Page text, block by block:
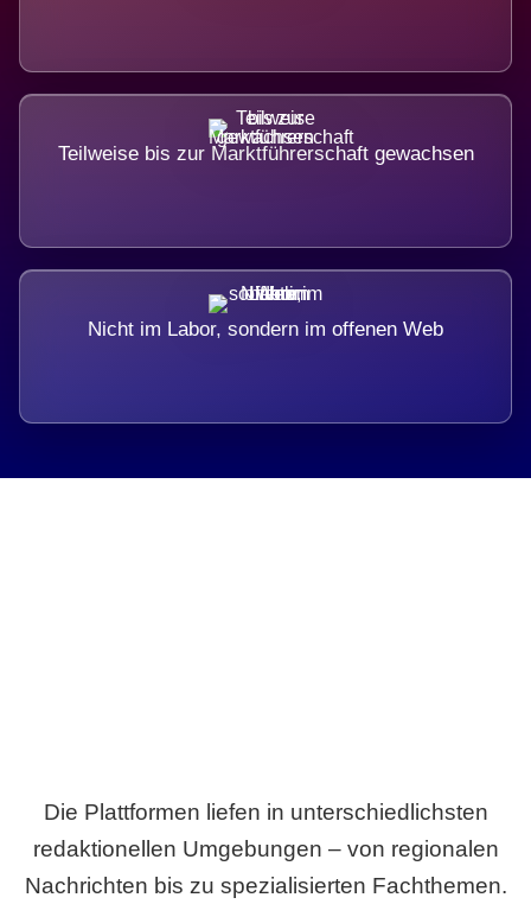
Teilweise bis zur Marktführerschaft gewachsen
Nicht im Labor, sondern im offenen Web
Die Plattformen liefen in unterschiedlichsten
redaktionellen Umgebungen – von regionalen
Nachrichten bis zu spezialisierten Fachthemen.